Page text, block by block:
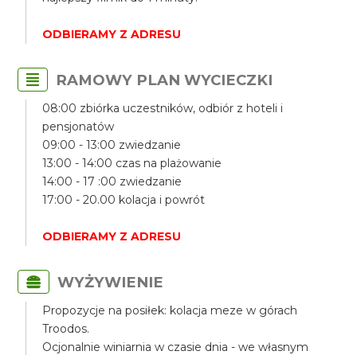
ODBIERAMY Z ADRESU
RAMOWY PLAN WYCIECZKI
08:00 zbiórka uczestników, odbiór z hoteli i
pensjonatów
09:00 - 13:00 zwiedzanie
13:00 - 14:00 czas na plażowanie
14:00 - 17 :00 zwiedzanie
17:00 - 20.00 kolacja i powrót
ODBIERAMY Z ADRESU
WYŻYWIENIE
Propozycje na posiłek: kolacja meze w górach
Troodos.
Ocjonalnie winiarnia w czasie dnia - we własnym